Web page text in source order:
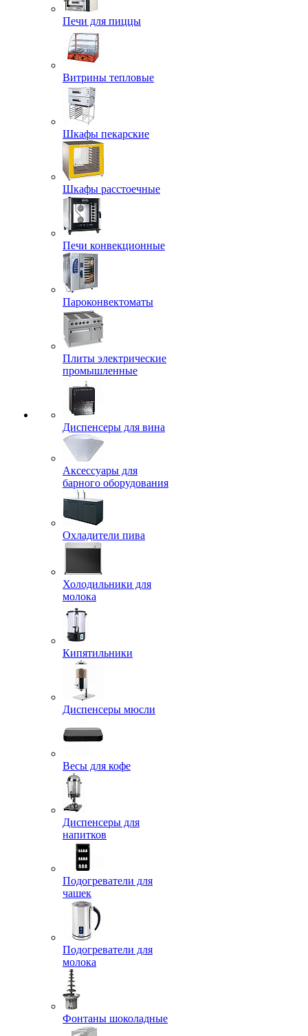
Печи для пиццы
Витрины тепловые
Шкафы пекарские
Шкафы расстоечные
Печи конвекционные
Пароконвектоматы
Плиты электрические
промышленные
Диспенсеры для вина
Аксессуары для
барного оборудования
Охладители пива
Холодильники для
молока
Кипятильники
Диспенсеры мюсли
Весы для кофе
Диспенсеры для
напитков
Подогреватели для
чашек
Подогреватели для
молока
Фонтаны шоколадные